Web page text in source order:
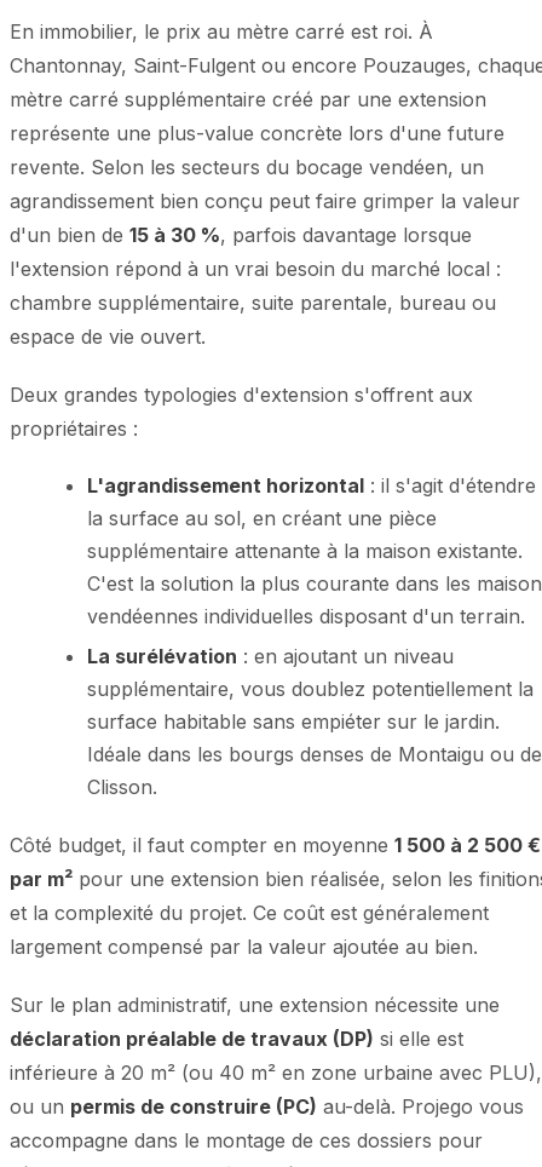
En immobilier, le prix au mètre carré est roi. À
Chantonnay, Saint-Fulgent ou encore Pouzauges,
mètre carré supplémentaire créé par une extension
représente une plus-value concrète lors d'une future
revente. Selon les secteurs du bocage vendéen, un
agrandissement bien conçu peut faire grimper la valeur
d'un bien de 15 à 30 %, parfois davantage lorsque
l'extension répond à un vrai besoin du marché local :
chambre supplémentaire, suite parentale, bureau ou
espace de vie ouvert.
Deux grandes typologies d'extension s'offrent aux
propriétaires :
L'agrandissement horizontal : il s'agit d'étendre
la surface au sol, en créant une pièce
supplémentaire attenante à la maison existante.
C'est la solution la plus courante dans les
vendéennes individuelles disposant d'un terrain.
La surélévation : en ajoutant un niveau
supplémentaire, vous doublez potentiellement la
surface habitable sans empiéter sur le jardin.
Idéale dans les bourgs denses de Montaigu ou de
Clisson.
Côté budget, il faut compter en moyenne 1 500 à 2 500 €
par m² pour une extension bien réalisée, selon les
et la complexité du projet. Ce coût est généralement
largement compensé par la valeur ajoutée au bien.
Sur le plan administratif, une extension nécessite une
déclaration préalable de travaux (DP) si elle est
inférieure à 20 m² (ou 40 m² en zone urbaine avec PLU),
ou un permis de construire (PC) au-delà. Projego vous
accompagne dans le montage de ces dossiers pour